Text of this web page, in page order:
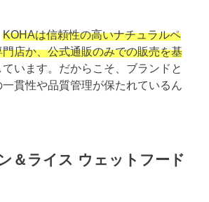
KOHAは信頼性の高いナチュラルペ
門店か、公式通販のみでの販売を基
ています。だからこそ、ブランドと
一貫性や品質管理が保たれているん
＆ライス ウェットフード